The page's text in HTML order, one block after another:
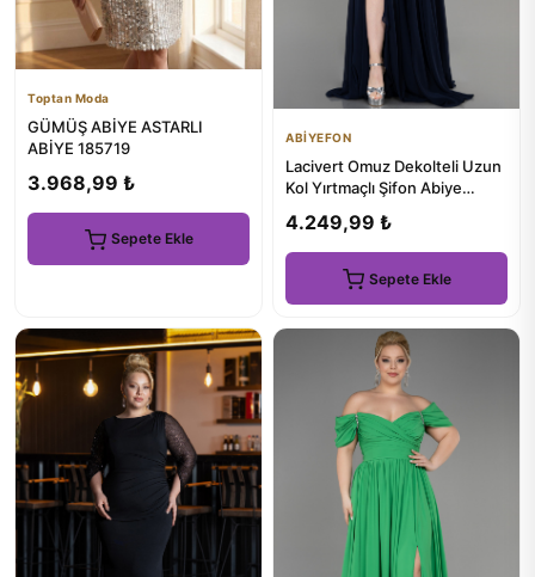
Toptan Moda
GÜMÜŞ ABİYE ASTARLI
ABİYE 185719
3.968,99 ₺
Sepete Ekle
ABİYEFON
Lacivert Omuz Dekolteli Uzun
Kol Yırtmaçlı Şifon Abiye
4.249,99 ₺
Sepete Ekle